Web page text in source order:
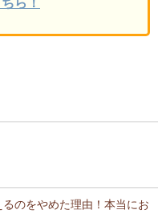
のをやめた理由！本当にお